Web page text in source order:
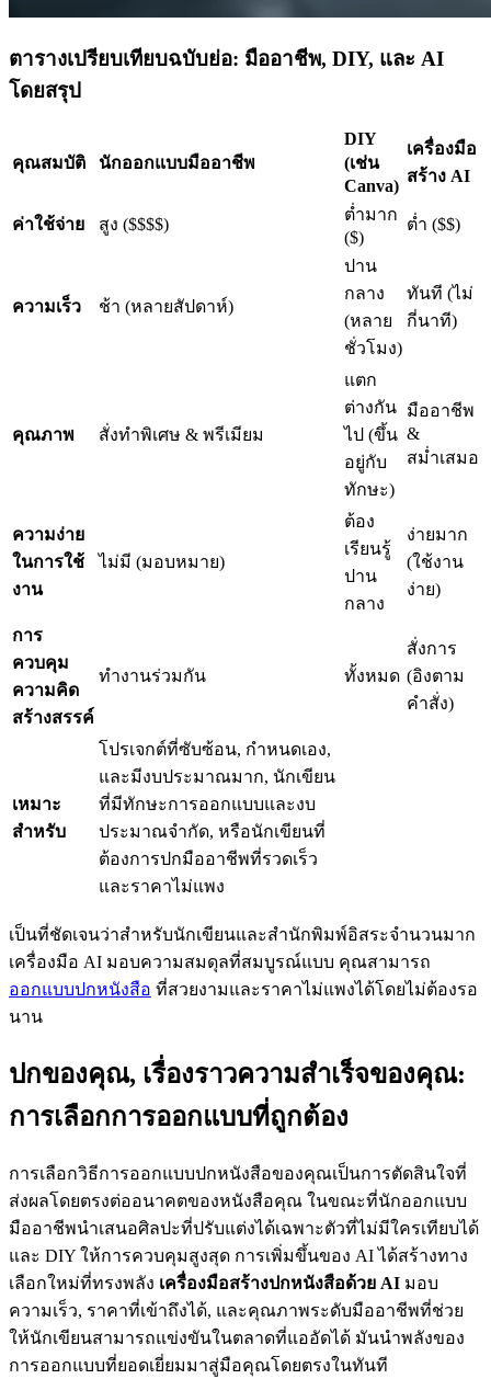
ตารางเปรียบเทียบฉบับย่อ: มืออาชีพ, DIY, และ AI
โดยสรุป
คุณสมบัติ นักออกแบบมืออาชีพ
DIY
(เช่น
Canva)
เครื่องมือ
สร้าง AI
ค่าใช้จ่าย สูง ($$$$)
ต่ำมาก
($)
ต่ำ ($$)
ความเร็ว ช้า (หลายสัปดาห์)
ปาน
กลาง
(หลาย
ชั่วโมง)
ทันที (ไม่
กี่นาที)
คุณภาพ สั่งทำพิเศษ & พรีเมียม
แตก
ต่างกัน
ไป (ขึ้น
อยู่กับ
ทักษะ)
มืออาชีพ
&
สม่ำเสมอ
ความง่าย
ในการใช้
งาน
ไม่มี (มอบหมาย)
ต้อง
เรียนรู้
ปาน
กลาง
ง่ายมาก
(ใช้งาน
ง่าย)
การ
ควบคุม
ความคิด
สร้างสรรค์
ทำงานร่วมกัน ทั้งหมด
สั่งการ
(อิงตาม
คำสั่ง)
เหมาะ
สำหรับ
โปรเจกต์ที่ซับซ้อน, กำหนดเอง,
และมีงบประมาณมาก, นักเขียน
ที่มีทักษะการออกแบบและงบ
ประมาณจำกัด, หรือนักเขียนที่
ต้องการปกมืออาชีพที่รวดเร็ว
และราคาไม่แพง
เป็นที่ชัดเจนว่าสำหรับนักเขียนและสำนักพิมพ์อิสระจำนวนมาก
เครื่องมือ AI มอบความสมดุลที่สมบูรณ์แบบ คุณสามารถ
ออกแบบปกหนังสือ ที่สวยงามและราคาไม่แพงได้โดยไม่ต้องรอ
นาน
ปกของคุณ, เรื่องราวความสำเร็จของคุณ:
การเลือกการออกแบบที่ถูกต้อง
การเลือกวิธีการออกแบบปกหนังสือของคุณเป็นการตัดสินใจที่
ส่งผลโดยตรงต่ออนาคตของหนังสือคุณ ในขณะที่นักออกแบบ
มืออาชีพนำเสนอศิลปะที่ปรับแต่งได้เฉพาะตัวที่ไม่มีใครเทียบได้
และ DIY ให้การควบคุมสูงสุด การเพิ่มขึ้นของ AI ได้สร้างทาง
เลือกใหม่ที่ทรงพลัง เครื่องมือสร้างปกหนังสือด้วย AI มอบ
ความเร็ว, ราคาที่เข้าถึงได้, และคุณภาพระดับมืออาชีพที่ช่วย
ให้นักเขียนสามารถแข่งขันในตลาดที่แออัดได้ มันนำพลังของ
การออกแบบที่ยอดเยี่ยมมาสู่มือคุณโดยตรงในทันที